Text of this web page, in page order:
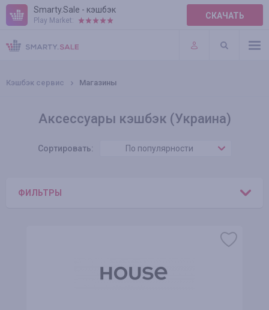
Smarty.Sale - кэшбэк
Play Market: СКАЧАТЬ
ПРАВИЛА
ПЛАГИНЫ
Кэшбэк сервис Магазины
Аксессуары кэшбэк (Украина)
Сортировать: По популярности
ФИЛЬТРЫ